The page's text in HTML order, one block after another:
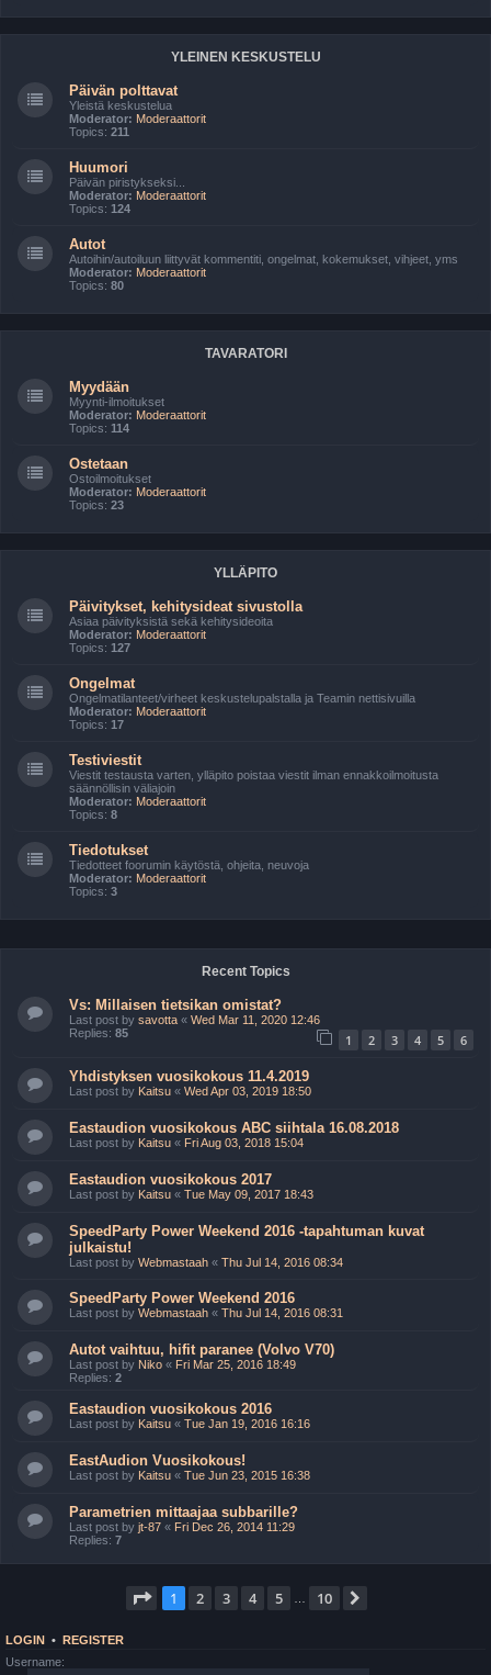
YLEINEN KESKUSTELU
Päivän polttavat
Yleistä keskustelua
Moderator: Moderaattorit
Topics: 211
Huumori
Päivän piristykseksi...
Moderator: Moderaattorit
Topics: 124
Autot
Autoihin/autoiluun liittyvät kommentiti, ongelmat, kokemukset, vihjeet, yms
Moderator: Moderaattorit
Topics: 80
TAVARATORI
Myydään
Myynti-ilmoitukset
Moderator: Moderaattorit
Topics: 114
Ostetaan
Ostoilmoitukset
Moderator: Moderaattorit
Topics: 23
YLLÄPITO
Päivitykset, kehitysideat sivustolla
Asiaa päivityksistä sekä kehitysideoita
Moderator: Moderaattorit
Topics: 127
Ongelmat
Ongelmatilanteet/virheet keskustelupalstalla ja Teamin nettisivuilla
Moderator: Moderaattorit
Topics: 17
Testiviestit
Viestit testausta varten, ylläpito poistaa viestit ilman ennakkoilmoitusta
säännöllisin väliajoin
Moderator: Moderaattorit
Topics: 8
Tiedotukset
Tiedotteet foorumin käytöstä, ohjeita, neuvoja
Moderator: Moderaattorit
Topics: 3
Recent Topics
Vs: Millaisen tietsikan omistat?
Last post by savotta « Wed Mar 11, 2020 12:46
Replies: 85 1 2 3 4 5 6
Yhdistyksen vuosikokous 11.4.2019
Last post by Kaitsu « Wed Apr 03, 2019 18:50
Eastaudion vuosikokous ABC siihtala 16.08.2018
Last post by Kaitsu « Fri Aug 03, 2018 15:04
Eastaudion vuosikokous 2017
Last post by Kaitsu « Tue May 09, 2017 18:43
SpeedParty Power Weekend 2016 -tapahtuman kuvat
julkaistu!
Last post by Webmastaah « Thu Jul 14, 2016 08:34
SpeedParty Power Weekend 2016
Last post by Webmastaah « Thu Jul 14, 2016 08:31
Autot vaihtuu, hifit paranee (Volvo V70)
Last post by Niko « Fri Mar 25, 2016 18:49
Replies: 2
Eastaudion vuosikokous 2016
Last post by Kaitsu « Tue Jan 19, 2016 16:16
EastAudion Vuosikokous!
Last post by Kaitsu « Tue Jun 23, 2015 16:38
Parametrien mittaajaa subbarille?
Last post by jt-87 « Fri Dec 26, 2014 11:29
Replies: 7
Page 1of 10
1 2 3 4 5 10
LOGIN • REGISTER
Username: